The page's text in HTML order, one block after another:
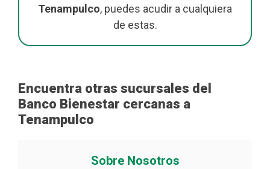
Tenampulco, puedes acudir a cualquiera
de estas.
Encuentra otras sucursales del
Banco Bienestar cercanas a
Tenampulco
Sobre Nosotros